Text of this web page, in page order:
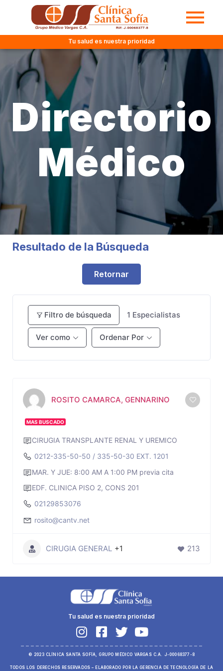
Tu salud es nuestra prioridad
Directorio
Médico
Resultado de la Búsqueda
Retornar
Filtro de búsqueda 1 Especialistas
Ver como Ordenar Por
ROSITO CAMARCA, GENNARINO
MAS BUSCADO
CIRUGIA TRANSPLANTE RENAL Y UREMICO
0212-335-50-50 / 335-50-30 EXT. 1201
MAR. Y JUE: 8:00 AM A 1:00 PM previa cita
EDF. CLINICA PISO 2, CONS 201
02129853076
rosito@cantv.net
CIRUGIA GENERAL +1 213
Tu salud es nuestra prioridad
© 2023 CLÍNICA SANTA SOFÍA, GRUPO MÉDICO VARGAS C.A. J-00068377-8
TODOS LOS DERECHOS RESERVADOS – ELABORADO POR LA GERENCIA DE TECNOLOGÍA DE LA